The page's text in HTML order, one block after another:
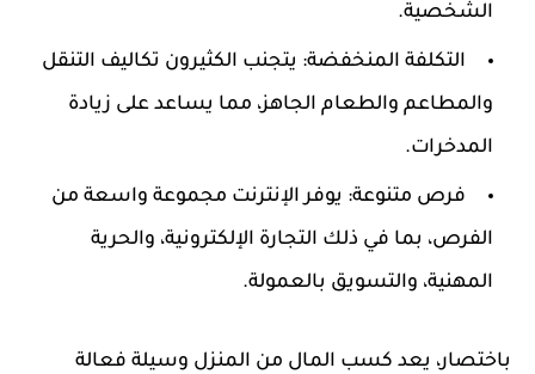
الشخصية.
التكلفة المنخفضة: يتجنب الكثيرون تكاليف التنقل
والمطاعم والطعام الجاهز، مما يساعد على زيادة
المدخرات.
فرص متنوعة: يوفر الإنترنت مجموعة واسعة من
الفرص، بما في ذلك التجارة الإلكترونية، والحرية
المهنية، والتسويق بالعمولة.
باختصار، يعد كسب المال من المنزل وسيلة فعالة